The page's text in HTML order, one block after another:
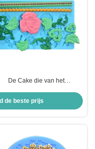
De Cake die van het
Meubilair maken
de Vormen van het
de beste prijs